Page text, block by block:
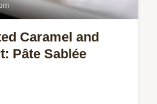
Caramel and
Pâte Sablée